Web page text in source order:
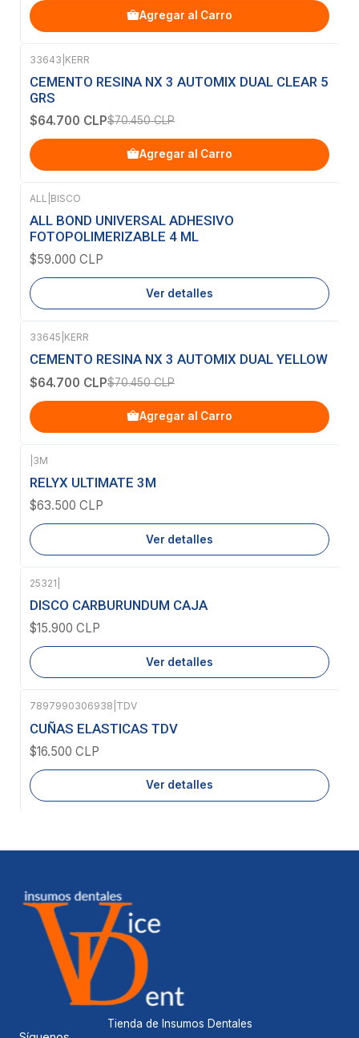
Agregar al Carro
-8%OFF
33643 KERR
CEMENTO RESINA NX 3 AUTOMIX DUAL CLEAR 5
GRS
$64.700 CLP$70.450 CLP
Agregar al Carro
Agotado
ALL BISCO
ALL BOND UNIVERSAL ADHESIVO
FOTOPOLIMERIZABLE 4 ML
$59.000 CLP
Ver detalles
-8%OFF
33645 KERR
CEMENTO RESINA NX 3 AUTOMIX DUAL YELLOW
$64.700 CLP$70.450 CLP
Agregar al Carro
Agotado
3M
RELYX ULTIMATE 3M
$63.500 CLP
Ver detalles
Agotado
25321
DISCO CARBURUNDUM CAJA
$15.900 CLP
Ver detalles
Agotado
7897990306938 TDV
CUÑAS ELASTICAS TDV
$16.500 CLP
Ver detalles
Tienda de Insumos Dentales